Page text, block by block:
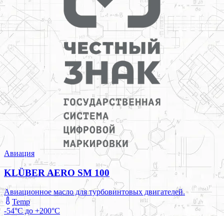
Авиация
KLÜBER AERO SM 100
Авиационное масло для турбовинтовых двигателей.
Temp
-54°C до +200°C